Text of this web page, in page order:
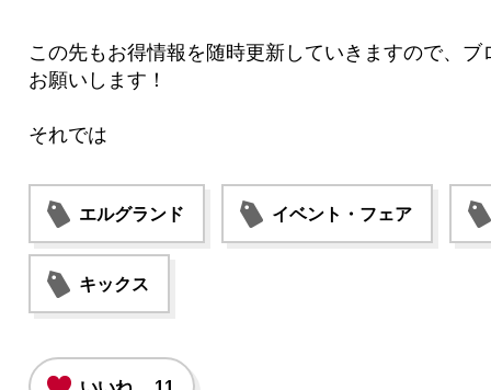
この先もお得情報を随時更新していきますので、
お願いします！
それでは
エルグランド イベント・フェア
キックス